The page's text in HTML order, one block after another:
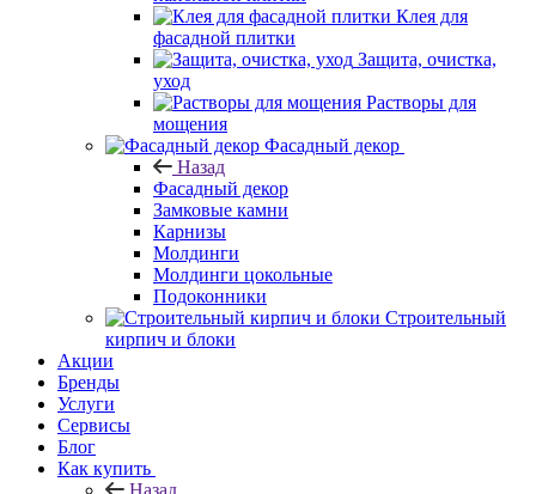
Клея для
фасадной плитки
Защита, очистка,
уход
Растворы для
мощения
Фасадный декор
Назад
Фасадный декор
Замковые камни
Карнизы
Молдинги
Молдинги цокольные
Подоконники
Строительный
кирпич и блоки
Акции
Бренды
Услуги
Сервисы
Блог
Как купить
Назад